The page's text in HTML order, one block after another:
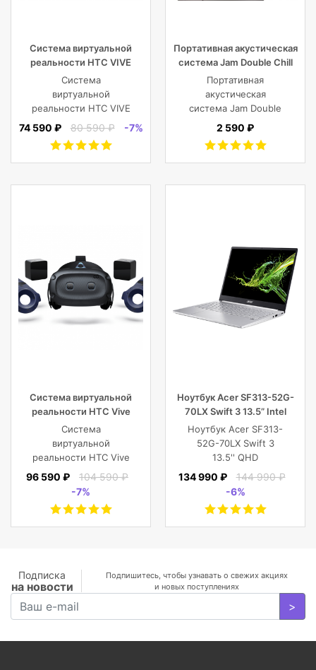
Система виртуальной
реальности HTC VIVE
Cosmos
Система
виртуальной
реальности HTC VIVE
Cosmos
74 590 ₽ 80 590 ₽ -7%
Портативная акустическая
система Jam Double Chill
Grey
Портативная
акустическая
система Jam Double
Chill Grey (серый)
2 590 ₽
Система виртуальной
реальности HTC Vive
Cosmos Elite
Система
виртуальной
реальности HTC Vive
Cosmos Elite
96 590 ₽
104 590 ₽
-7%
Ноутбук Acer SF313-52G-
70LX Swift 3 13.5” Intel
Core i7 16 GB 1TB SSD,
Silver
Ноутбук Acer SF313-
52G-70LX Swift 3
13.5'' QHD
(2256x1504) IPS/Intel
Core i7-1065G7
1.30GHz Quad/16
GB+1TB SSD/GF
MX350 2
134 990 ₽
144 990 ₽
-6%
Подписка
на новости
Подпишитесь, чтобы узнавать о свежих акциях
и новых поступлениях
>